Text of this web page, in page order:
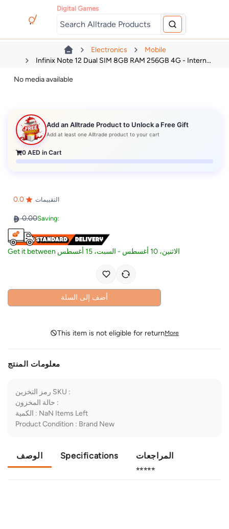
Digital Games
Electronics
Mobile
Infinix Note 12 Dual SIM 8GB RAM 256GB 4G - Intern...
No media available
Add an Alltrade Product to Unlock a Free Gift
Add at least one Alltrade product to your cart
0 AED in Cart
0.0 التقييمات
0.00Saving:
Get it between الاثنين، 10 أغسطس - السبت، 15 أغسطس
أضف إلى السلة
This item is not eligible for returnMore
معلومات المنتج
رمز التخزين SKU :
حالة المخزون :
الكمية : NaN Items Left
Product Condition : Brand New
الوصف Specifications المراجعات
⭐⭐⭐⭐⭐